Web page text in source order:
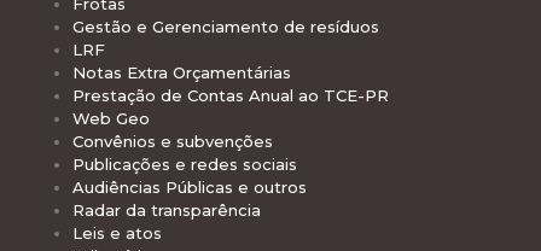
Frotas
Gestão e Gerenciamento de resíduos
LRF
Notas Extra Orçamentárias
Prestação de Contas Anual ao TCE-PR
Web Geo
Convênios e subvenções
Publicações e redes sociais
Audiências Públicas e outros
Radar da transparência
Leis e atos